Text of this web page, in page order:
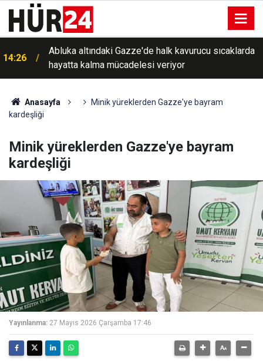
14:26
Abluka altındaki Gazze'de halk kavurucu sıcaklarda
hayatta kalma mücadelesi veriyor
Anasayfa
Minik yüreklerden Gazze'ye bayram
kardeşliği
Minik yüreklerden Gazze'ye bayram
kardeşliği
Yayınlanma: 27 Mayıs 2026 Çarşamba 17:46